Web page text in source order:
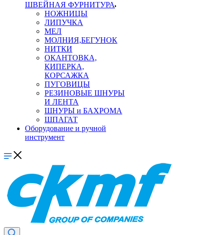
ШВЕЙНАЯ ФУРНИТУРА
НОЖНИЦЫ
ЛИПУЧКА
МЕЛ
МОЛНИЯ,БЕГУНОК
НИТКИ
ОКАНТОВКА,
КИПЕРКА,
КОРСАЖКА
ПУГОВИЦЫ
РЕЗИНОВЫЕ ШНУРЫ
И ЛЕНТА
ШНУРЫ и БАХРОМА
ШПАГАТ
Оборудование и ручной
инструмент